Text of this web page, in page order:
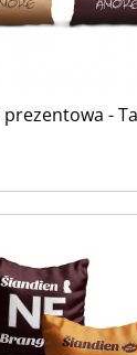
prezentowa -